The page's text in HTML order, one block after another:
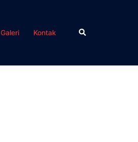
Galeri Kontak Search